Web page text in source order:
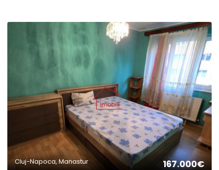
Cluj-Napoca, Manastur 167.000€